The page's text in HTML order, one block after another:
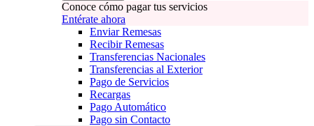
Conoce cómo pagar tus servicios
Entérate ahora
Enviar Remesas
Recibir Remesas
Transferencias Nacionales
Transferencias al Exterior
Pago de Servicios
Recargas
Pago Automático
Pago sin Contacto